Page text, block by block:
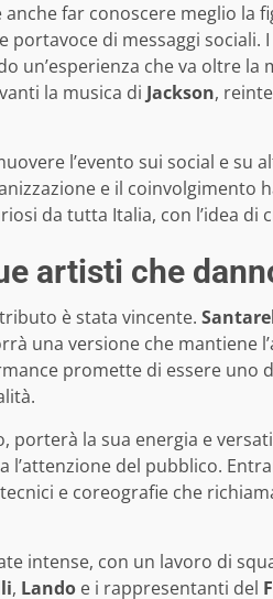
anche far conoscere meglio la
di messaggi sociali.
un’esperienza che va oltre la
la musica di Jackson,
l’evento sui social e su
e il
da tutta Italia, con l’idea di
artisti che
è stata vincente.
una versione che mantiene
promette di essere
porterà la sua energia e
l’attenzione del pubblico.
e coreografie che
intense, con un lavoro di
, Lando e i rappresentanti del